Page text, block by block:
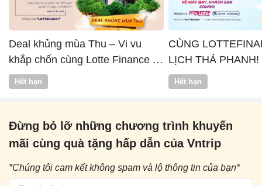
Deal khủng mùa Thu – Vi vu
khắp chốn cùng Lotte Finance x
Vntrip
Hết hạn
CÙNG
LỊCH THẢ PHANH!
Hết hạn
Đừng bỏ lỡ những chương trình khuyến
mãi cùng quà tặng hấp dẫn của Vntrip
*Chúng tôi cam kết không spam và lộ thông tin của bạn*